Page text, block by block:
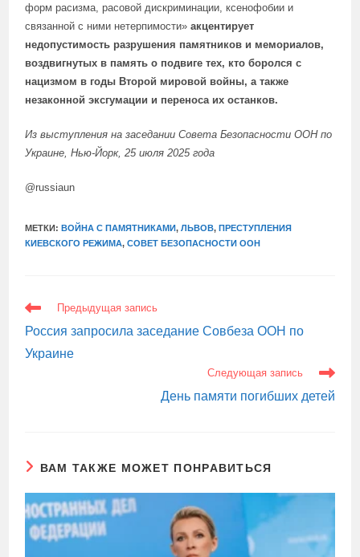
форм расизма, расовой дискриминации, ксенофобии и
связанной с ними нетерпимости»акцентирует
недопустимость разрушения памятников и мемориалов,
воздвигнутых в память о подвиге тех, кто боролся с
нацизмом в годы Второй мировой войны, а также
незаконной эксгумации и переноса их останков.
Извыступления на заседании Совета Безопасности ООН по
Украине, Нью-Йорк, 25 июля 2025 года
@russiaun
МЕТКИ:ВОЙНА С ПАМЯТНИКАМИ, ЛЬВОВ, ПРЕСТУПЛЕНИЯ
КИЕВСКОГО РЕЖИМА, СОВЕТ БЕЗОПАСНОСТИ ООН
ЕЩЕ
СТАТЬИ
Предыдущая запись
Россия запросила заседание Совбеза ООН по
Украине
Следующая запись
День памяти погибших детей
ВАМ ТАКЖЕ МОЖЕТ ПОНРАВИТЬСЯ